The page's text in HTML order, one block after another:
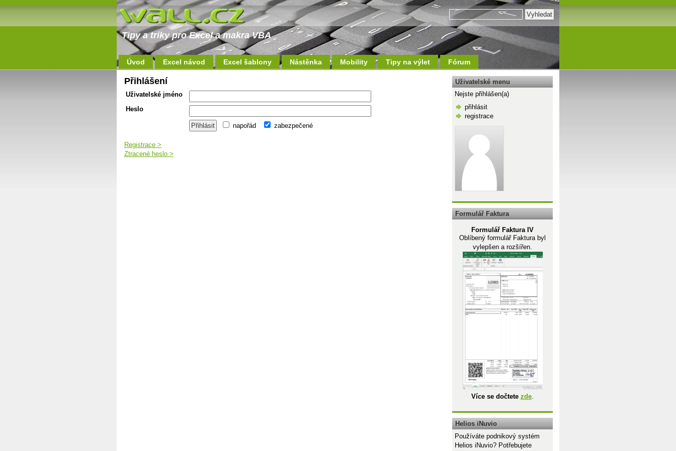
Tipy a triky pro Excel a makra VBA
Úvod Excel návod Excel šablony Nástěnka Mobility Tipy na výlet Fórum
Přihlášení
Uživatelské jméno
Heslo
napořád zabezpečené
Registrace >
Ztracené heslo >
Uživatelské menu
Nejste přihlášen(a)
přihlásit
registrace
Formulář Faktura
Formulář Faktura IV
Oblíbený formulář Faktura byl
vylepšen a rozšířen.
Více se dočtete zde.
Helios iNuvio
Používáte podnikový systém
Helios iNuvio? Potřebujete